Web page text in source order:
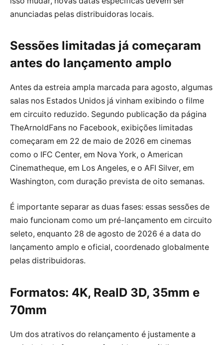
anunciadas pelas distribuidoras locais.
Sessões limitadas já começaram
antes do lançamento amplo
Antes da estreia ampla marcada para agosto, algumas
salas nos Estados Unidos já vinham exibindo o filme
em circuito reduzido. Segundo publicação da página
TheArnoldFans no Facebook, exibições limitadas
começaram em 22 de maio de 2026 em cinemas
como o IFC Center, em Nova York, o American
Cinematheque, em Los Angeles, e o AFI Silver, em
Washington, com duração prevista de oito semanas.
É importante separar as duas fases: essas sessões de
maio funcionam como um pré-lançamento em circuito
seleto, enquanto 28 de agosto de 2026 é a data do
lançamento amplo e oficial, coordenado globalmente
pelas distribuidoras.
Formatos: 4K, RealD 3D, 35mm e
70mm
Um dos atrativos do relançamento é justamente a